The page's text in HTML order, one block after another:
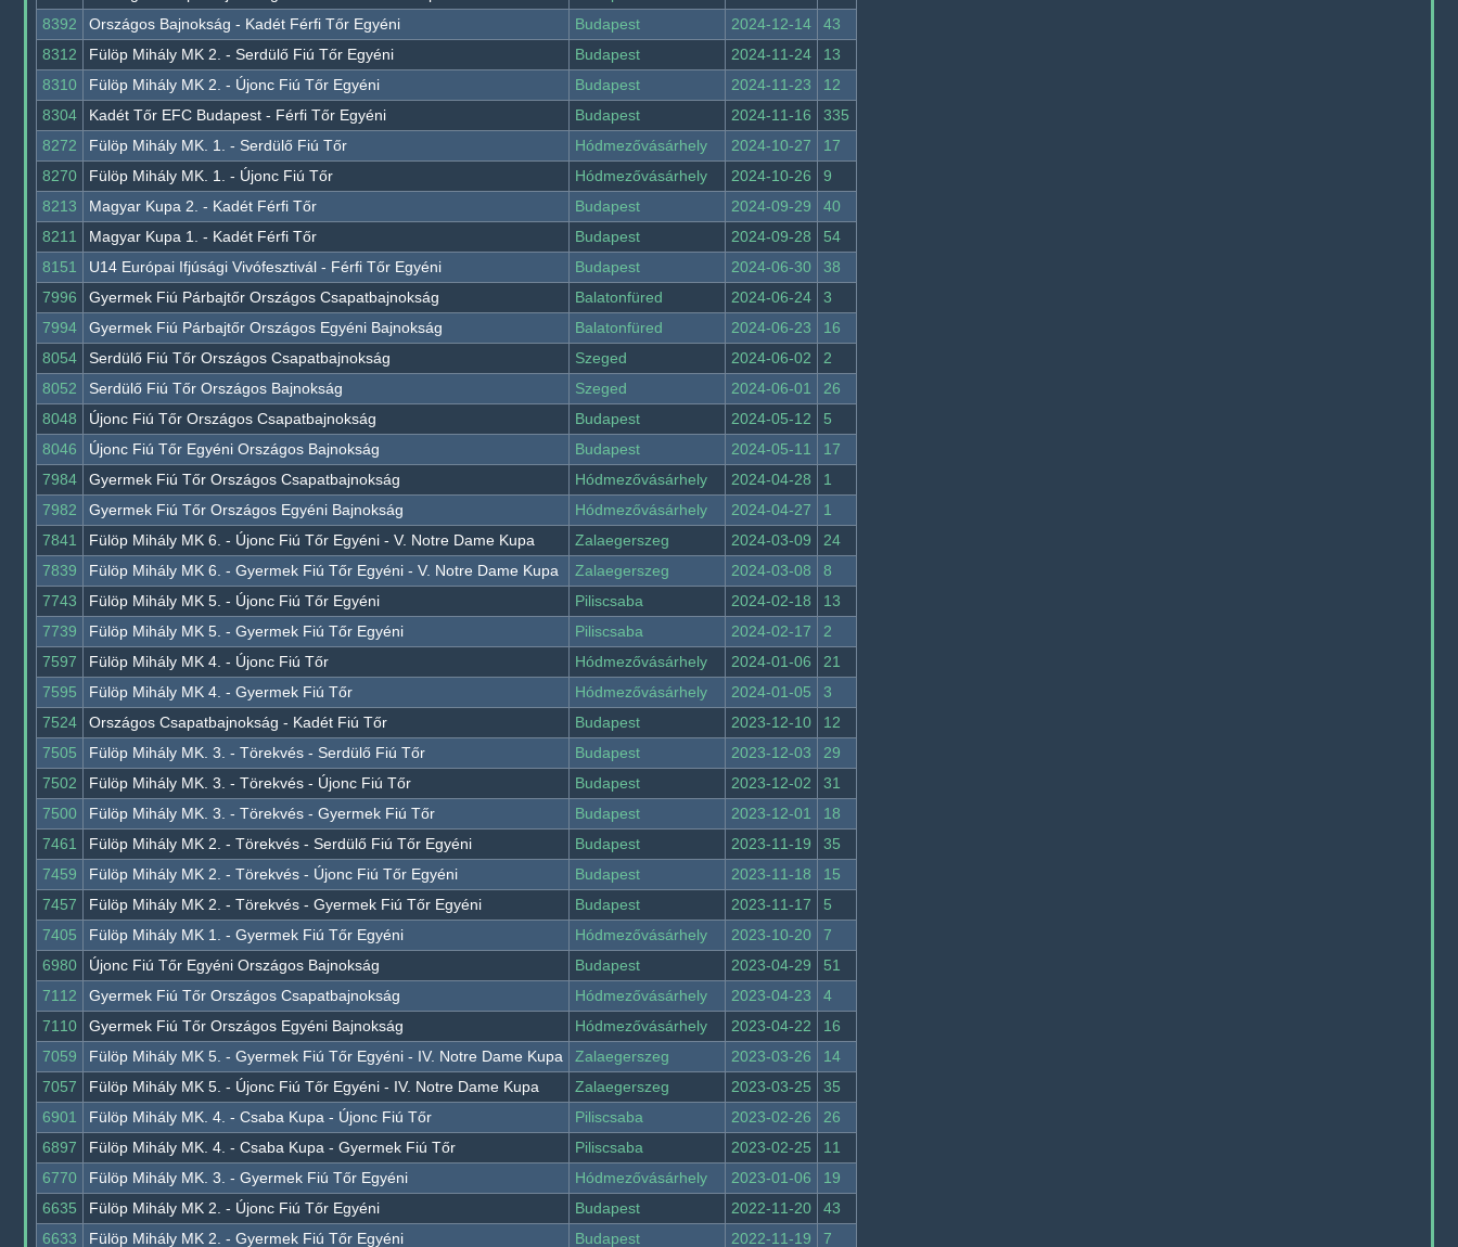
8392
Országos Bajnokság - Kadét Férfi Tőr Egyéni Budapest 2024-12-14
43
8312
Fülöp Mihály MK 2. - Serdülő Fiú Tőr Egyéni Budapest 2024-11-24
13
8310
Fülöp Mihály MK 2. - Újonc Fiú Tőr Egyéni Budapest 2024-11-23
12
8304
Kadét Tőr EFC Budapest - Férfi Tőr Egyéni Budapest 2024-11-16
335
8272
Fülöp Mihály MK. 1. - Serdülő Fiú Tőr Hódmezővásárhely 2024-10-27
17
8270
Fülöp Mihály MK. 1. - Újonc Fiú Tőr Hódmezővásárhely 2024-10-26
9
8213
Magyar Kupa 2. - Kadét Férfi Tőr Budapest 2024-09-29
40
8211
Magyar Kupa 1. - Kadét Férfi Tőr Budapest 2024-09-28
54
8151
U14 Európai Ifjúsági Vivófesztivál - Férfi Tőr Egyéni Budapest 2024-06-30
38
7996
Gyermek Fiú Párbajtőr Országos Csapatbajnokság Balatonfüred 2024-06-24
3
7994
Gyermek Fiú Párbajtőr Országos Egyéni Bajnokság Balatonfüred 2024-06-23
16
8054
Serdülő Fiú Tőr Országos Csapatbajnokság Szeged 2024-06-02
2
8052
Serdülő Fiú Tőr Országos Bajnokság Szeged 2024-06-01
26
8048
Újonc Fiú Tőr Országos Csapatbajnokság Budapest 2024-05-12
5
8046
Újonc Fiú Tőr Egyéni Országos Bajnokság Budapest 2024-05-11
17
7984
Gyermek Fiú Tőr Országos Csapatbajnokság Hódmezővásárhely 2024-04-28
1
7982
Gyermek Fiú Tőr Országos Egyéni Bajnokság Hódmezővásárhely 2024-04-27
1
7841
Fülöp Mihály MK 6. - Újonc Fiú Tőr Egyéni - V. Notre Dame Kupa Zalaegerszeg 2024-03-09
24
7839
Fülöp Mihály MK 6. - Gyermek Fiú Tőr Egyéni - V. Notre Dame Kupa Zalaegerszeg 2024-03-08
8
7743
Fülöp Mihály MK 5. - Újonc Fiú Tőr Egyéni Piliscsaba 2024-02-18
13
7739
Fülöp Mihály MK 5. - Gyermek Fiú Tőr Egyéni Piliscsaba 2024-02-17
2
7597
Fülöp Mihály MK 4. - Újonc Fiú Tőr Hódmezővásárhely 2024-01-06
21
7595
Fülöp Mihály MK 4. - Gyermek Fiú Tőr Hódmezővásárhely 2024-01-05
3
7524
Országos Csapatbajnokság - Kadét Fiú Tőr Budapest 2023-12-10
12
7505
Fülöp Mihály MK. 3. - Törekvés - Serdülő Fiú Tőr Budapest 2023-12-03
29
7502
Fülöp Mihály MK. 3. - Törekvés - Újonc Fiú Tőr Budapest 2023-12-02
31
7500
Fülöp Mihály MK. 3. - Törekvés - Gyermek Fiú Tőr Budapest 2023-12-01
18
7461
Fülöp Mihály MK 2. - Törekvés - Serdülő Fiú Tőr Egyéni Budapest 2023-11-19
35
7459
Fülöp Mihály MK 2. - Törekvés - Újonc Fiú Tőr Egyéni Budapest 2023-11-18
15
7457
Fülöp Mihály MK 2. - Törekvés - Gyermek Fiú Tőr Egyéni Budapest 2023-11-17
5
7405
Fülöp Mihály MK 1. - Gyermek Fiú Tőr Egyéni Hódmezővásárhely 2023-10-20
7
6980
Újonc Fiú Tőr Egyéni Országos Bajnokság Budapest 2023-04-29
51
7112
Gyermek Fiú Tőr Országos Csapatbajnokság Hódmezővásárhely 2023-04-23
4
7110
Gyermek Fiú Tőr Országos Egyéni Bajnokság Hódmezővásárhely 2023-04-22
16
7059
Fülöp Mihály MK 5. - Gyermek Fiú Tőr Egyéni - IV. Notre Dame Kupa Zalaegerszeg 2023-03-26
14
7057
Fülöp Mihály MK 5. - Újonc Fiú Tőr Egyéni - IV. Notre Dame Kupa Zalaegerszeg 2023-03-25
35
6901
Fülöp Mihály MK. 4. - Csaba Kupa - Újonc Fiú Tőr Piliscsaba 2023-02-26
26
6897
Fülöp Mihály MK. 4. - Csaba Kupa - Gyermek Fiú Tőr Piliscsaba 2023-02-25
11
6770
Fülöp Mihály MK. 3. - Gyermek Fiú Tőr Egyéni Hódmezővásárhely 2023-01-06
19
6635
Fülöp Mihály MK 2. - Újonc Fiú Tőr Egyéni Budapest 2022-11-20
43
6633
Fülöp Mihály MK 2. - Gyermek Fiú Tőr Egyéni Budapest 2022-11-19 7